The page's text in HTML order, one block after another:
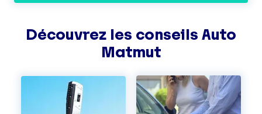
Découvrez les conseils Auto
Matmut